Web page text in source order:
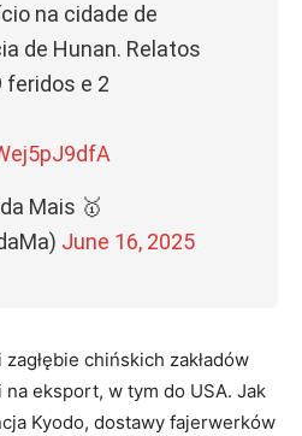
na cidade de
de Hunan. Relatos
feridos e 2
Mais 🥇
June 16, 2025
chińskich zakładów
eksport, w tym do USA. Jak
Kyodo, dostawy fajerwerków